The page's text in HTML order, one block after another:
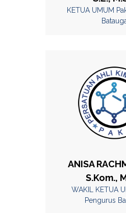
KETUA UMUM
ANISA
S.Kom.,
WAKIL KETUA
Pengurus